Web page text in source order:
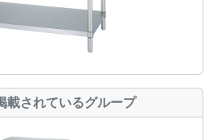
載されているグループ